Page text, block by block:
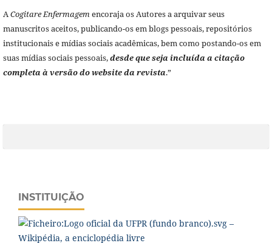
ACogitare Enfermagemencoraja os Autores a arquivar seus
manuscritos aceitos, publicando-os em blogs pessoais, repositórios
institucionais e mídias sociais acadêmicas, bem como postando-os em
suas mídias sociais pessoais,desde que seja incluída a citação
completa à versão do website da revista.”
INSTITUIÇÃO